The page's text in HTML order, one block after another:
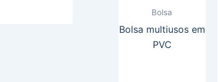
Bolsa
Bolsa multiusos em
PVC